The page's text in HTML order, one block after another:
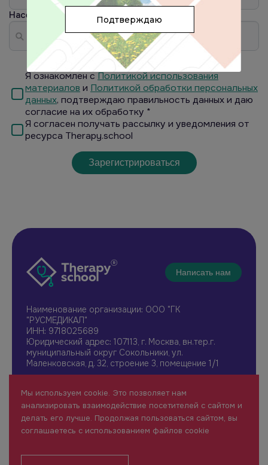
Населённый пункт ?
Я ознакомлен с Политикой использования
материалов и Политикой обработки персональных
данных, подтверждаю правильность данных и даю
согласие на их обработку *
Я согласен получать рассылку и уведомления от
ресурса Therapy.school
Зарегистрироваться
Написать нам
Наименование организации: ООО "ГК
"РУСМЕДИКАЛ"
ИНН: 9718025689
Юридический адрес: 107113, г. Москва, вн.тер.г.
муниципальный округ Сокольники, ул.
Маленковская, д. 32, строение 3, помещение 1/1
+7 961 196-42-49
therapy@rusmedical.ru
О нас
Мероприятия
1 уровень
Лекторы
Новости
FAQ
Сайт для специалистов здравоохранения (18+)
Мы используем cookie. Это позволяет нам
анализировать взаимодействие посетителей с сайтом и
делать его лучше. Продолжая пользоваться сайтом, вы
соглашаетесь с использованием файлов cookie
Подтверждаю